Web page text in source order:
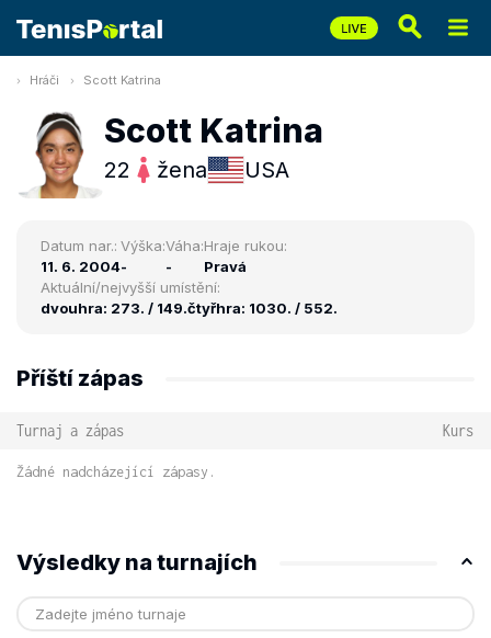
Hráči Scott Katrina
Scott Katrina
22 žena USA
Datum nar.:
11. 6. 2004
Výška:
-
Váha:
-
Hraje rukou:
Pravá
Aktuální/nejvyšší umístění:
dvouhra: 273. / 149.čtyřhra: 1030. / 552.
Příští zápas
Turnaj a zápas Kurs
Žádné nadcházející zápasy.
Výsledky na turnajích